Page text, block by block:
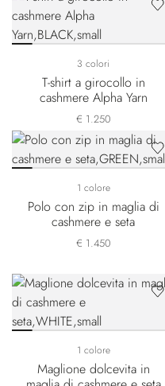
3 colori
T-shirt a girocollo in
cashmere Alpha Yarn
€ 1.250
1 colore
Polo con zip in maglia di
cashmere e seta
€ 1.450
1 colore
Maglione dolcevita in